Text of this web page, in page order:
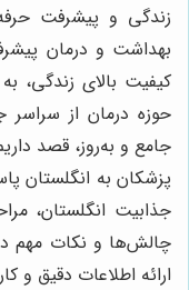
زندگی و پیشرفت
کیفیت بالای زندگی،
حوزه درمان از
جامع و به‌روز، قصد
پزشکان به انگلستان
جذابیت انگلستان،
چالش‌ها و نکات مهم
ارائه اطلاعات دقیق و